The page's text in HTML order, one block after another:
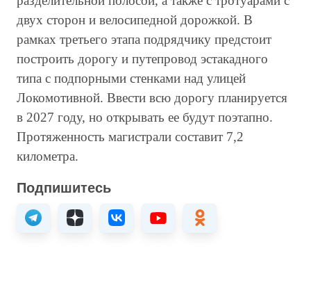
двух сторон и велосипедной дорожкой. В
рамках третьего этапа подрядчику предстоит
построить дорогу и путепровод эстакадного
типа с подпорными стенками над улицей
Локомотивной. Ввести всю дорогу планируется
в 2027 году, но открывать ее будут поэтапно.
Протяженность магистрали составит 7,2
километра.
Подпишитесь